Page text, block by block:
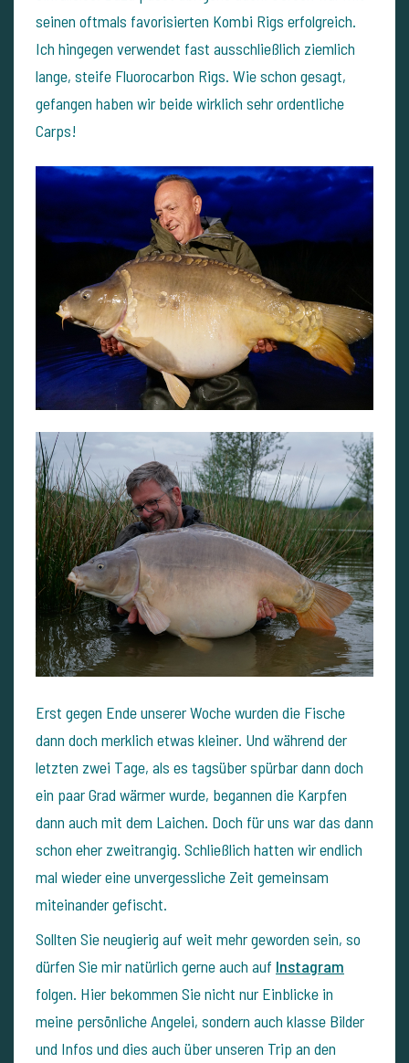
seinen oftmals favorisierten Kombi Rigs erfolgreich.
Ich hingegen verwendet fast ausschließlich ziemlich
lange, steife Fluorocarbon Rigs. Wie schon gesagt,
gefangen haben wir beide wirklich sehr ordentliche
Carps!
Erst gegen Ende unserer Woche wurden die Fische
dann doch merklich etwas kleiner. Und während der
letzten zwei Tage, als es tagsüber spürbar dann doch
ein paar Grad wärmer wurde, begannen die Karpfen
dann auch mit dem Laichen. Doch für uns war das dann
schon eher zweitrangig. Schließlich hatten wir endlich
mal wieder eine unvergessliche Zeit gemeinsam
miteinander gefischt.
Sollten Sie neugierig auf weit mehr geworden sein, so
dürfen Sie mir natürlich gerne auch auf Instagram
folgen. Hier bekommen Sie nicht nur Einblicke in
meine persönliche Angelei, sondern auch klasse Bilder
und Infos und dies auch über unseren Trip an den